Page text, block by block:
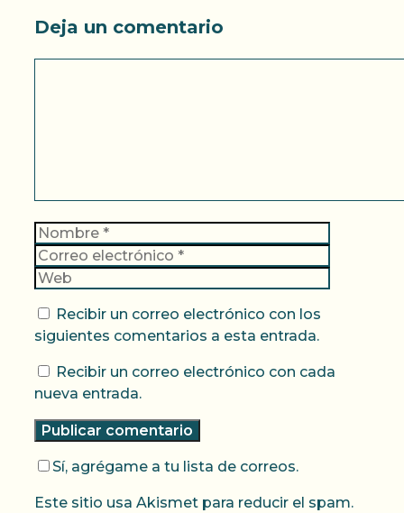
Deja un comentario
Nombre
Recibir un correo electrónico con los
siguientes comentarios a esta entrada.
Recibir un correo electrónico con cada
nueva entrada.
Sí, agrégame a tu lista de correos.
Este sitio usa Akismet para reducir el spam.